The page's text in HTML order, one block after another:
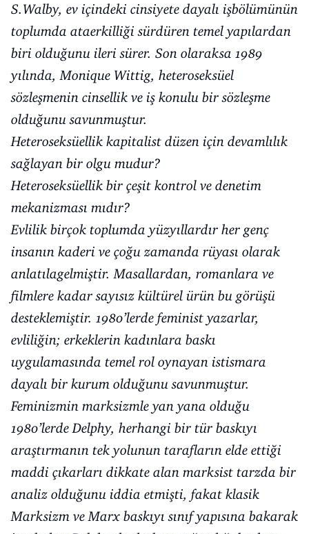
S.Walby, ev içindeki cinsiyete dayalı işbölümünün
toplumda ataerkilliği sürdüren temel yapılardan
biri olduğunu ileri sürer. Son olaraksa 1989
yılında, Monique Wittig, heteroseksüel
sözleşmenin cinsellik ve iş konulu bir sözleşme
olduğunu savunmuştur.
Heteroseksüellik kapitalist düzen için devamlılık
sağlayan bir olgu mudur?
Heteroseksüellik bir çeşit kontrol ve denetim
mekanizması mıdır?
Evlilik birçok toplumda yüzyıllardır her genç
insanın kaderi ve çoğu zamanda rüyası olarak
anlatılagelmiştir. Masallardan, romanlara ve
filmlere kadar sayısız kültürel ürün bu görüşü
desteklemiştir. 1980’lerde feminist yazarlar,
evliliğin; erkeklerin kadınlara baskı
uygulamasında temel rol oynayan istismara
dayalı bir kurum olduğunu savunmuştur.
Feminizmin marksizmle yan yana olduğu
1980’lerde Delphy, herhangi bir tür baskıyı
araştırmanın tek yolunun tarafların elde ettiği
maddi çıkarları dikkate alan marksist tarzda bir
analiz olduğunu iddia etmişti, fakat klasik
Marksizm ve Marx baskıyı sınıf yapısına bakarak